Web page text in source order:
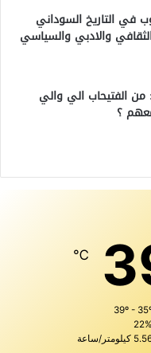
في التاريخ السوداني
والادبي والسياسي
الفتيحاب الي والي
؟
℃
22%
كيلومتر/ساعة